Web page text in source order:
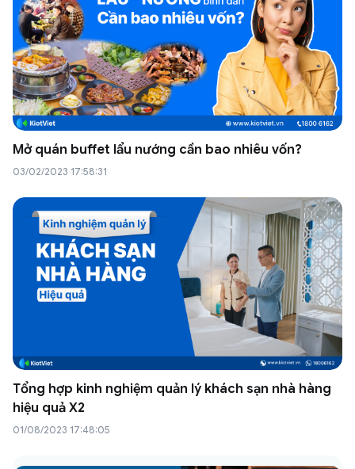
Mở quán buffet lẩu nướng cần bao nhiêu vốn?
03/02/2023 17:58:31
Tổng hợp kinh nghiệm quản lý khách sạn nhà hàng
hiệu quả X2
01/08/2023 17:48:05